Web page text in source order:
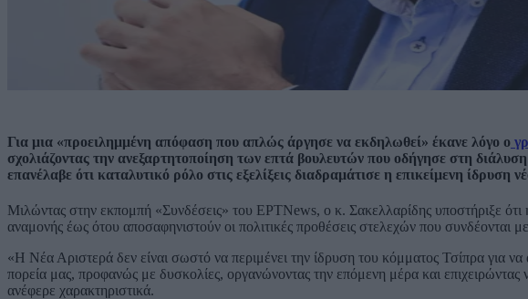
Για μια «προειλημμένη απόφαση που απλώς άργησε να εκδηλωθεί» έκανε λόγο ο
σχολιάζοντας την ανεξαρτητοποίηση των επτά βουλευτών που οδήγησε στη
επανέλαβε ότι καταλυτικό ρόλο στις εξελίξεις διαδραμάτισε η επικείμενη
Μιλώντας στην εκπομπή «Συνδέσεις» του ΕΡΤNews, ο κ. Σακελλαρίδης υποστήριξε
αναμονής έως ότου αποσαφηνιστούν οι πολιτικές προθέσεις στελεχών που συνδέονται
«Η Νέα Αριστερά δεν είναι σωστό να περιμένει την ίδρυση του κόμματος Τσίπρα για
πορεία μας, προφανώς με δυσκολίες, οργανώνοντας την επόμενη μέρα και
ανέφερε χαρακτηριστικά.